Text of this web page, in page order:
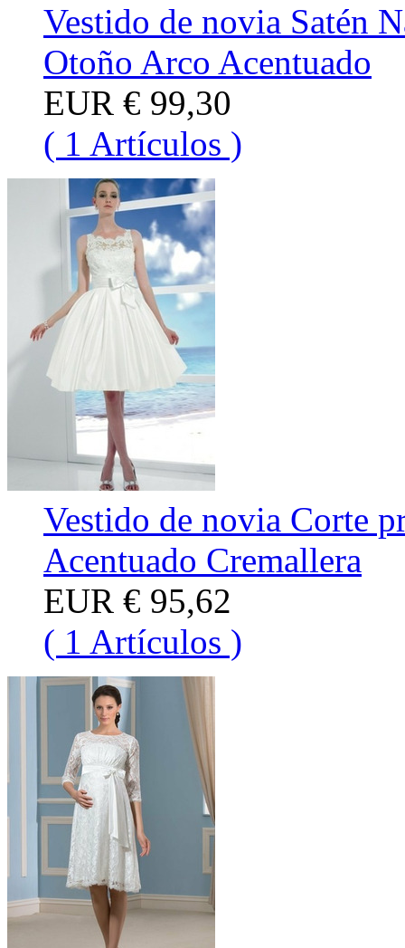
Vestido de novia Satén
Otoño Arco Acentuado
EUR € 99,30
( 1 Artículos )
Vestido de novia Corte
Acentuado Cremallera
EUR € 95,62
( 1 Artículos )